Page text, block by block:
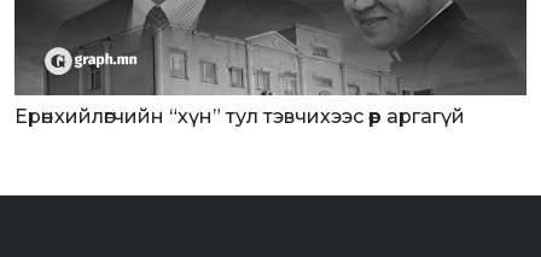
Ерөнхийлөгчийн “хүн” тул тэвчихээс өөр аргагүй